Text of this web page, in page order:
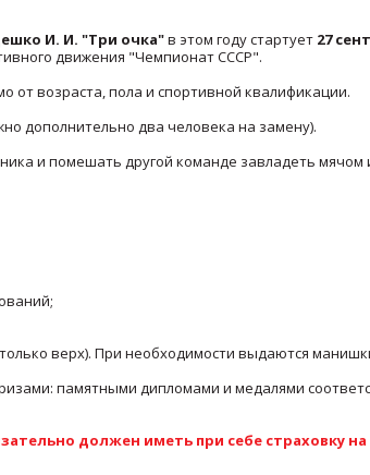
И. И. "Три очка"в этом году стартует 27
движения "Чемпионат СССР".
от возраста, пола и спортивной квалификации.
дополнительно два человека на замену).
и помешать другой команде завладеть мячом
верх). При необходимости выдаются
памятными дипломами и медалями
должен иметь при себе страховку